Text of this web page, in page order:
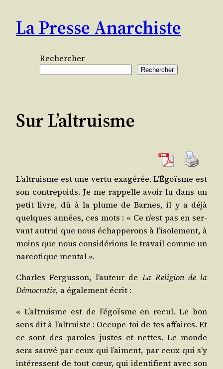
contenu
La Presse Anarchiste
Rechercher
Rechercher
Sur L’altruisme
L’al­truisme est une ver­tu exa­gé­rée. L’É­goïsme est
son contre­poids. Je me rap­pelle avoir lu dans un
petit livre, dû à la plume de Barnes, il y a déjà
quelques années, ces mots : « Ce n’est pas en ser­
vant autrui que nous échap­pe­rons à l’i­so­le­ment, à
moins que nous consi­dé­rions le tra­vail comme un
nar­co­tique mental ».
Charles Fer­gus­son, l’au­teur de La Reli­gion de la
Démo­cra­tie, a éga­le­ment écrit :
« L’al­truisme est de l’é­goïsme en recul. Le bon
sens dit à l’al­truiste : Occupe-toi de tes affaires. Et
ce sont des paroles justes et nettes. Le monde
sera sau­vé par ceux qui l’aiment, par ceux qui s’y
inté­ressent de tout cœur, qui iden­ti­fient avec son